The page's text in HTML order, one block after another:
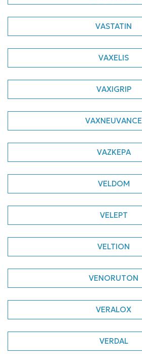
VASTATIN
VAXELIS
VAXIGRIP
VAXNEUVANCE
VAZKEPA
VELDOM
VELEPT
VELTION
VENORUTON
VERALOX
VERDAL